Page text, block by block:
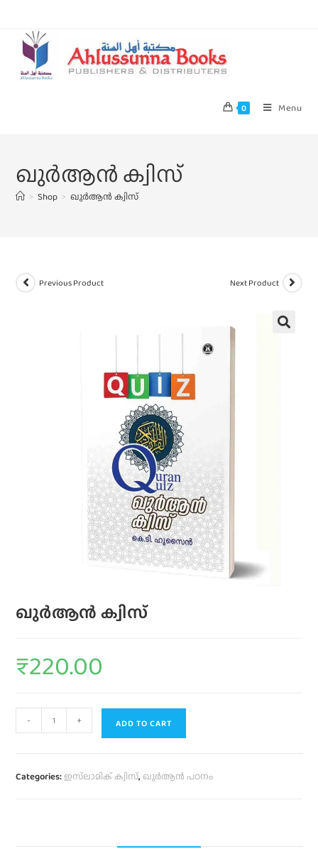
0 Menu
ഖുർആൻ ക്വിസ്
> Shop > ഖുർആൻ ക്വിസ്
Previous Product Next Product
ഖുർആൻ ക്വിസ്
₹220.00
- + ADD TO CART
Categories:ഇസ്‌ലാമിക് ക്വിസ്, ഖുർആൻ പഠനം